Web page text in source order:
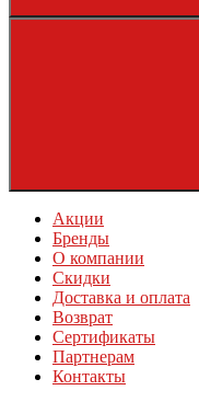
Акции
Бренды
О компании
Скидки
Доставка и оплата
Возврат
Сертификаты
Партнерам
Контакты